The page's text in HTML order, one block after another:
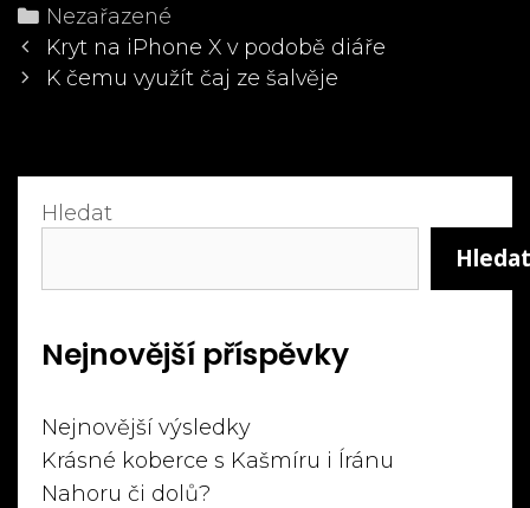
Categories
Nezařazené
Post
navigation
Kryt na iPhone X v podobě diáře
K čemu využít čaj ze šalvěje
Hledat
Hledat
Nejnovější příspěvky
Nejnovější výsledky
Krásné koberce s Kašmíru i Íránu
Nahoru či dolů?